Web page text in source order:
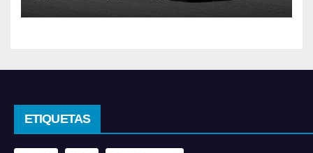
ETIQUETAS